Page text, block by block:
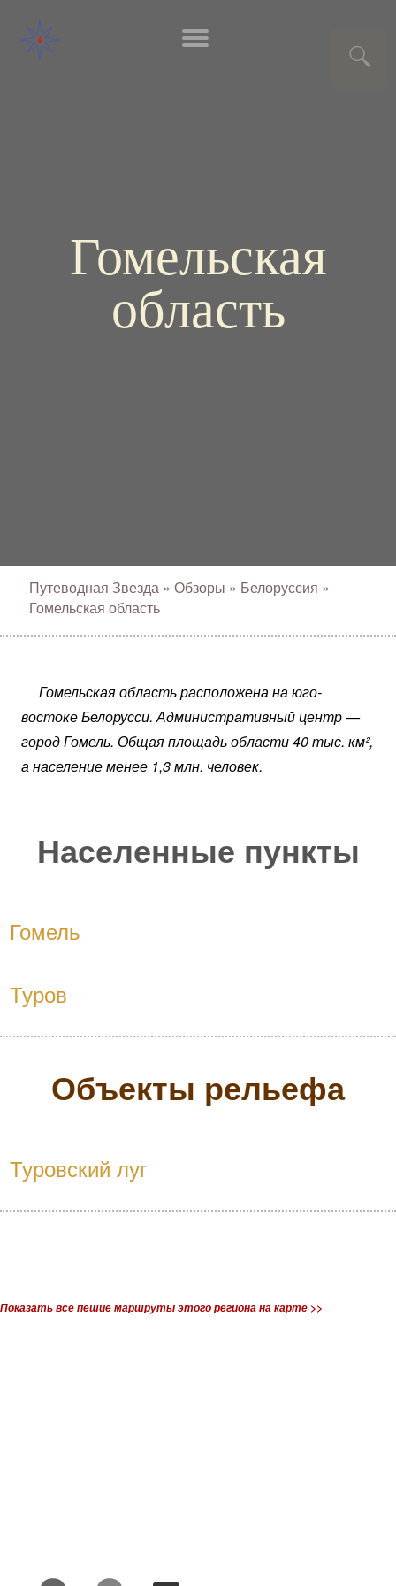
Гомельская
область
Путеводная Звезда » Обзоры » Белоруссия »
Гомельская область
Гомельская область расположена на юго-
востоке Белорусси. Административный центр —
город Гомель. Общая площадь области 40 тыс. км²,
а население менее 1,3 млн. человек.
Населенные пункты
Гомель
Туров
Объекты рельефа
Туровский луг
Показать все пешие маршруты этого региона на карте >>